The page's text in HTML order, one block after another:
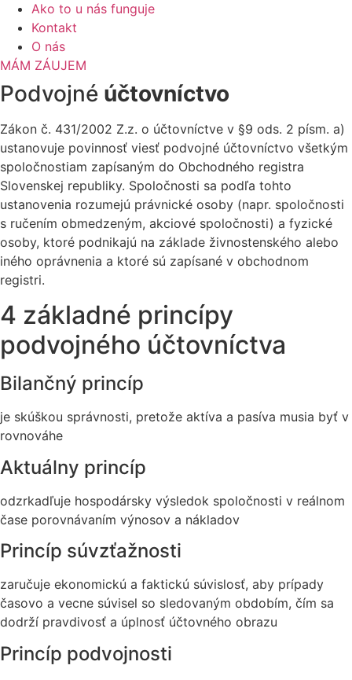
Ako to u nás funguje
Kontakt
O nás
MÁM ZÁUJEM
Podvojné účtovníctvo
Zákon č. 431/2002 Z.z. o účtovníctve v §9 ods. 2 písm. a)
ustanovuje povinnosť viesť podvojné účtovníctvo všetkým
spoločnostiam zapísaným do Obchodného registra
Slovenskej republiky. Spoločnosti sa podľa tohto
ustanovenia rozumejú právnické osoby (napr. spoločnosti
s ručením obmedzeným, akciové spoločnosti) a fyzické
osoby, ktoré podnikajú na základe živnostenského alebo
iného oprávnenia a ktoré sú zapísané v obchodnom
registri.
4 základné princípy
podvojného účtovníctva
Bilančný princíp
je skúškou správnosti, pretože aktíva a pasíva musia byť v
rovnováhe
Aktuálny princíp
odzrkadľuje hospodársky výsledok spoločnosti v reálnom
čase porovnávaním výnosov a nákladov
Princíp súvzťažnosti
zaručuje ekonomickú a faktickú súvislosť, aby prípady
časovo a vecne súvisel so sledovaným obdobím, čím sa
dodrží pravdivosť a úplnosť účtovného obrazu
Princíp podvojnosti